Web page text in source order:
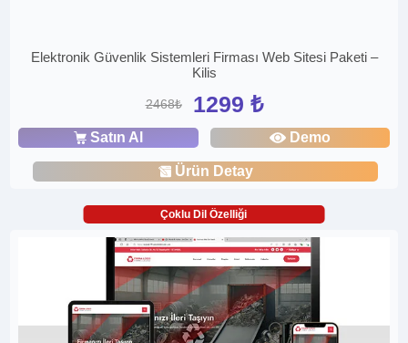
Elektronik Güvenlik Sistemleri Firması Web Sitesi Paketi –
Kilis
2468₺ 1299 ₺
Satın Al Demo
Ürün Detay
Çoklu Dil Özelliği